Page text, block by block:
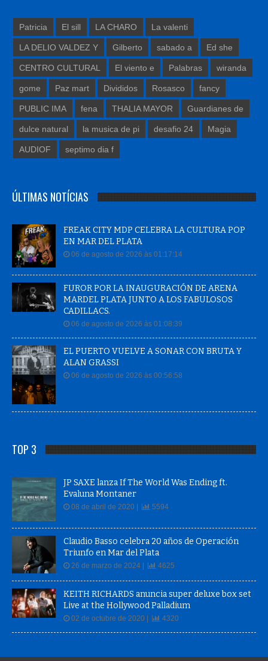
Patricia El sill LA CHARO La valenti
LA DELIO VALDEZ Y Gilberto sabado a Ed she
CENTRO CULTURAL El viento e Palabras wiranda
gome Paz mart Divididos Rosasco fancy
PUBLIC IMA fena THALIA MAYOR Guardianes de
dulce natural la musica de pi desafio 24 Magia
AUDIOF septimo dia f
ÚLTIMAS NOTÍCIAS
FREAK CITY MDP CELEBRA LA CULTURA POP
EN MAR DEL PLATA
06 de agosto de 2026 às 01:17:14
FUROR POR LA INAUGURACIÓN DE ARENA
MARDEL PLATA JUNTO A LOS FABULOSOS
CADILLACS.
06 de agosto de 2026 às 01:08:39
EL PUERTO VUELVE A SONAR CON BRUTA Y
ALAN GRASSI
06 de agosto de 2026 às 00:56:58
TOP 3
JP SAXE lanza If The World Was Ending ft.
Evaluna Montaner
08 de abril de 2020 | 5594
Claudio Basso celebra 20 años de Operación
Triunfo en Mar del Plata
26 de marzo de 2024 | 4625
KEITH RICHARDS anuncia super deluxe box set
Live at the Hollywood Palladium
02 de octubre de 2020 | 4320